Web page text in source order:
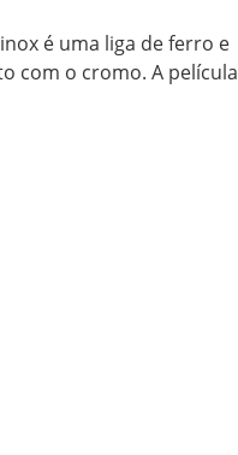
é uma liga de ferro e
com o cromo. A película